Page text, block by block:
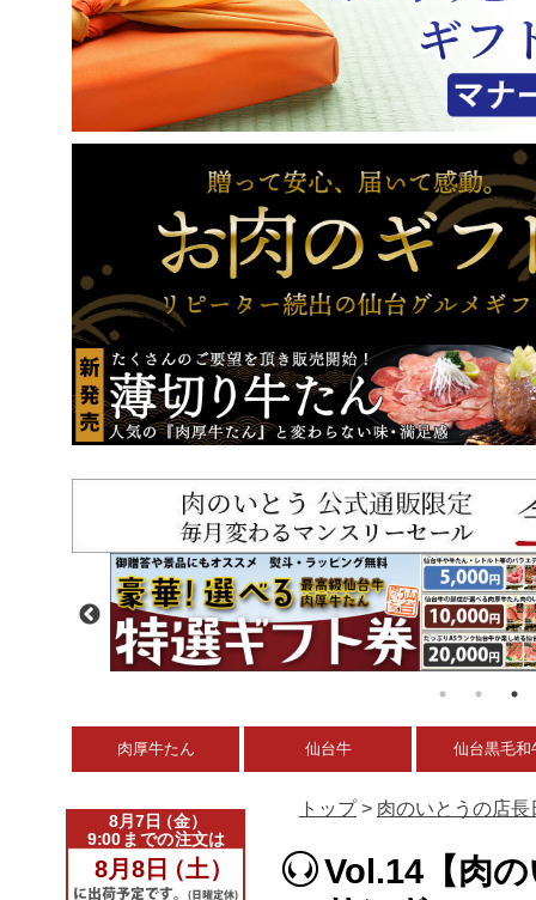
肉厚牛たん 仙台牛 仙台黒毛和
トップ> 肉のいとうの店長
Vol.14【肉